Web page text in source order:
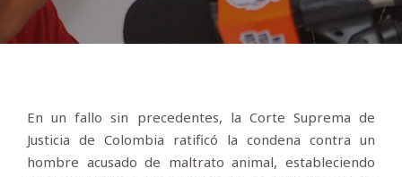
En un fallo sin precedentes, la Corte Suprema de
Justicia de Colombia ratificó la condena contra un
hombre acusado de maltrato animal, estableciendo